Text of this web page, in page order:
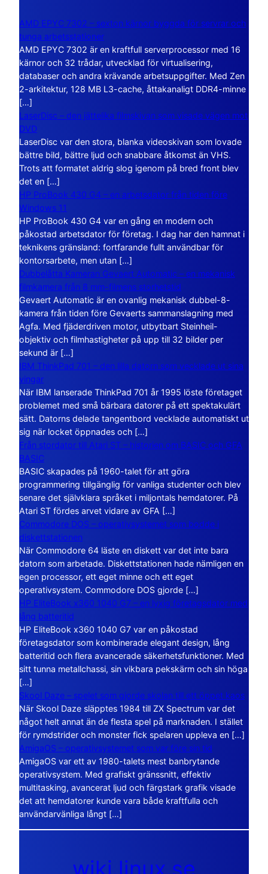
AMD EPYC 7302 – sexton kärnor byggda för servrar och
tunga arbetsstationer
AMD EPYC 7302 är en kraftfull serverprocessor med 16
kärnor och 32 trådar, utvecklad för virtualisering,
databaser och andra krävande arbetsuppgifter. Med Zen
2-arkitektur, 128 MB L3-cache, åttakanaligt DDR4-minne
[…]
LaserDisc – den jättelika filmskivan som visade vägen mot
DVD
LaserDisc var den stora, blanka videoskivan som lovade
bättre bild, bättre ljud och snabbare åtkomst än VHS.
Trots att formatet aldrig slog igenom på bred front blev
det en […]
HP ProBook 430 G4 – en arbetsdator från tiden före
Windows 11
HP ProBook 430 G4 var en gång en modern och
påkostad arbetsdator för företag. I dag har den hamnat i
teknikens gränsland: fortfarande fullt användbar för
kontorsarbete, men utan […]
Dubbelåtta Kameran Gevaert Automatic – en mekanisk
filmkamera från 8 mm-filmens storhetstid
Gevaert Automatic är en ovanlig mekanisk dubbel-8-
kamera från tiden före Gevaerts sammanslagning med
Agfa. Med fjäderdriven motor, utbytbart Steinheil-
objektiv och filmhastigheter på upp till 32 bilder per
sekund är […]
IBM ThinkPad 701 – den lilla datorn som vecklade ut sina
vingar
När IBM lanserade ThinkPad 701 år 1995 löste företaget
problemet med små bärbara datorer på ett spektakulärt
sätt. Datorns delade tangentbord vecklade automatiskt ut
sig när locket öppnades och […]
Från stordator till Atari ST – historien om BASIC och GFA
BASIC
BASIC skapades på 1960-talet för att göra
programmering tillgänglig för vanliga studenter och blev
senare det självklara språket i miljontals hemdatorer. På
Atari ST fördes arvet vidare av GFA […]
Commodore DOS – operativsystemet som bodde i
diskettstationen
När Commodore 64 läste en diskett var det inte bara
datorn som arbetade. Diskettstationen hade nämligen en
egen processor, ett eget minne och ett eget
operativsystem. Commodore DOS gjorde […]
HP EliteBook x360 1040 G7 – en lyxig företagsdator med
lång batteritid
HP EliteBook x360 1040 G7 var en påkostad
företagsdator som kombinerade elegant design, lång
batteritid och flera avancerade säkerhetsfunktioner. Med
sitt tunna metallchassi, sin vikbara pekskärm och sin höga
[…]
Skool Daze – spelet som gjorde skolan till ett öppet kaos
När Skool Daze släpptes 1984 till ZX Spectrum var det
något helt annat än de flesta spel på marknaden. I stället
för rymdstrider och monster fick spelaren uppleva en […]
AmigaOS – operativsystemet som var före sin tid
AmigaOS var ett av 1980-talets mest banbrytande
operativsystem. Med grafiskt gränssnitt, effektiv
multitasking, avancerat ljud och färgstark grafik visade
det att hemdatorer kunde vara både kraftfulla och
användarvänliga långt […]
wiki.linux.se